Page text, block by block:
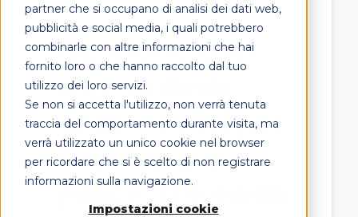
partner che si occupano di analisi dei dati web,
pubblicità e social media, i quali potrebbero
combinarle con altre informazioni che hai
fornito loro o che hanno raccolto dal tuo
utilizzo dei loro servizi.
Se non si accetta l'utilizzo, non verrà tenuta
traccia del comportamento durante visita, ma
verrà utilizzato un unico cookie nel browser
per ricordare che si è scelto di non registrare
informazioni sulla navigazione.
Impostazioni cookie
MAPS HEALTHCARE
FOCUS
CONTATTI
Gestione dati
ospedalieri:
come usarli per
monitorare
processi e costi